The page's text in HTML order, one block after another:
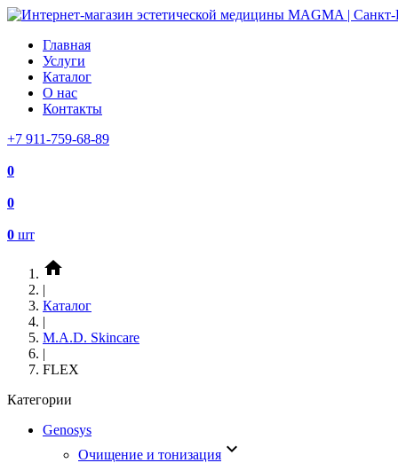
Главная
Услуги
Каталог
О нас
Контакты
+7 911-759-68-89
0
0
0 шт
home
|
Каталог
|
M.A.D. Skincare
|
FLEX
Категории
Genosys
Очищение и тонизация keyboard_arrow_down